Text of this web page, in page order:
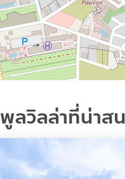
พูลวิลล่าที่น่าส